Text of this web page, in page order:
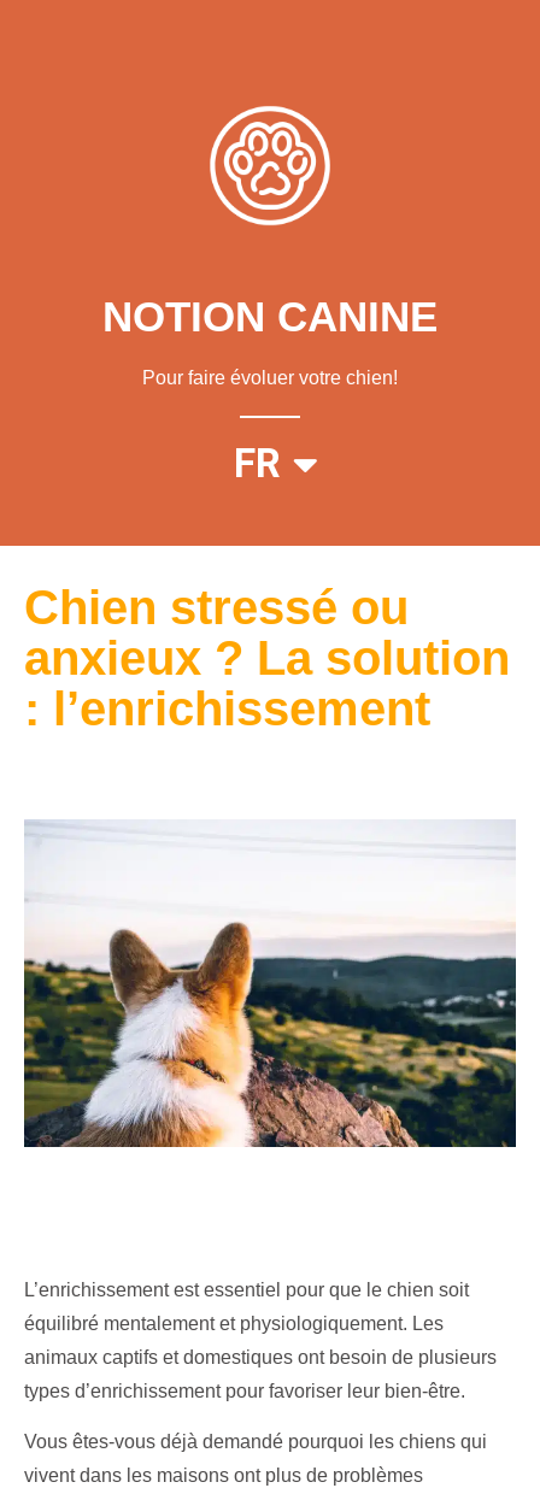
NOTION CANINE
Pour faire évoluer votre chien!
FR
EN
Chien stressé ou
anxieux ? La solution
: l’enrichissement
L’enrichissement est essentiel pour que le chien soit
équilibré mentalement et physiologiquement. Les
animaux captifs et domestiques ont besoin de plusieurs
types d’enrichissement pour favoriser leur bien-être.
Vous êtes-vous déjà demandé pourquoi les chiens qui
vivent dans les maisons ont plus de problèmes